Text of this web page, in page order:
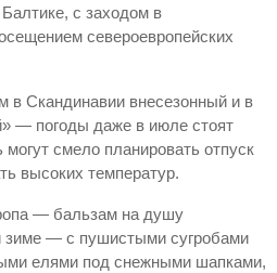
с заходом в
североевропейских
в Скандинавии внесезонный и в
— погоды даже в июле стоят
смело планировать отпуск
высоких температур.
— бальзам на душу
зиме — с пушистыми сугробами
елями под снежными шапками,